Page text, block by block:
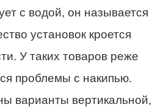
с водой, он называется
установок кроется
У таких товаров реже
проблемы с накипью.
варианты вертикальной,